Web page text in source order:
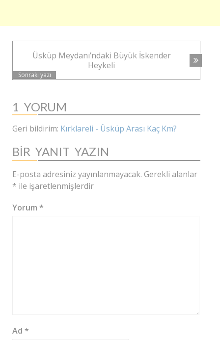
YAZI
NAVIGASYONU
Sonraki yazı
Üsküp Meydanı’ndaki Büyük İskender
Heykeli
1 YORUM
Geri bildirim: Kırklareli - Üsküp Arası Kaç Km?
BIR YANIT YAZIN
E-posta adresiniz yayınlanmayacak. Gerekli alanlar
* ile işaretlenmişlerdir
Yorum *
Ad *